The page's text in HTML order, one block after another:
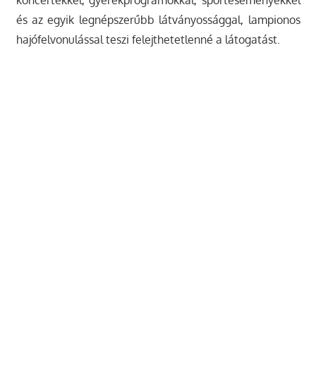
és az egyik legnépszerűbb látványossággal, lampionos
hajófelvonulással teszi felejthetetlenné a látogatást.